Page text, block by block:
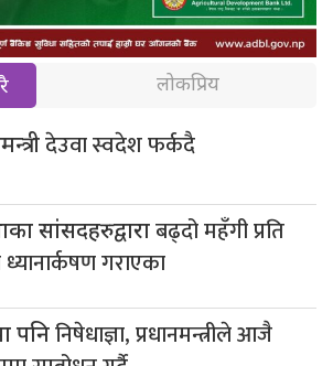
लोकप्रिय
देउवा स्वदेश फर्कदै
सांसदहरुद्वाराबढ्दो महँगी प्रति
गराएका
पनिनिषेधाज्ञा, प्रधानमन्त्रीले आजै